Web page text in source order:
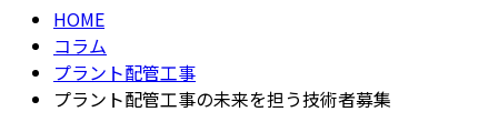
HOME
コラム
プラント配管工事
プラント配管工事の未来を担う技術者募集